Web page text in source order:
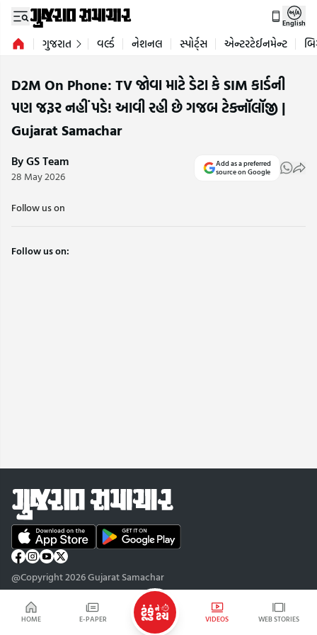
HOME E-PAPER VIDEOS WEB STORIES
English
ગુજરાત વર્લ્ડ નેશનલ સ્પોર્ટ્સ એન્ટરટેઈનમેન્ટ
D2M On Phone: TV જોવા માટે ડેટા કે SIM કાર્ડની
પણ જરૂર નહીં પડે! આવી રહી છે ગજબ ટેક્નૉલૉજી |
Gujarat Samachar
By GS Team
28 May 2026
Add as a preferred
source on Google
Follow us on
Follow us on:
@Copyright 2026 Gujarat Samachar